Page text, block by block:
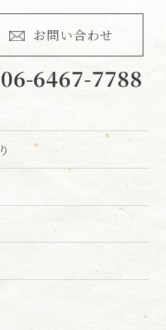
お問い合わせ
06-6467-7788